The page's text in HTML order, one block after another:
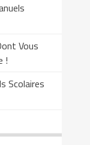
Vous
!
Scolaires